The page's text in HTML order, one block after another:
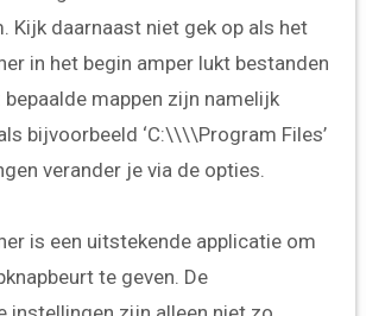
Kijk daarnaast niet gek op als het
in het begin amper lukt bestanden
mappen zijn namelijk
bijvoorbeeld ‘C:\\\\Program Files’
verander je via de opties.
is een uitstekende applicatie om
te geven. De